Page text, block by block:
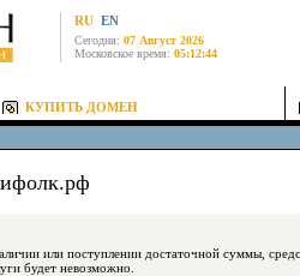
RU EN
Сегодня: 07 Август 2026
Московское время: 05:12:44
КУПИТЬ ДОМЕН
или поступлении достаточной суммы, средства будут
будет невозможно.